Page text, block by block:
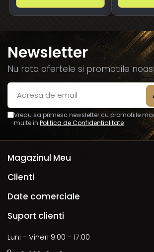
Newsletter
Nu rata ofertele si promotiile
Vreau sa primesc newsletter cu promotiile
multe in Politica de Confidentialitate
Magazinul Meu
Clienti
Date comerciale
Suport clienti
Luni - Vineri 9:00 - 17:00